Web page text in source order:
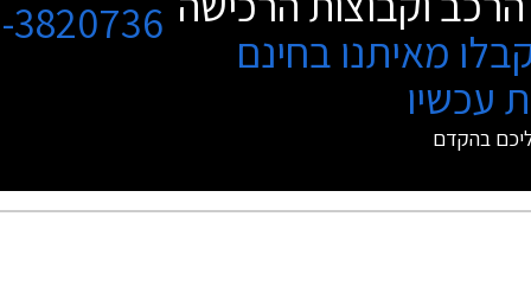
מאיתנו בחינם
עכשיו
בהקדם
3820736